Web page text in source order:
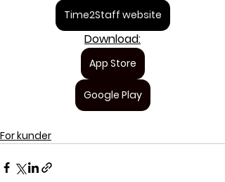
Time2Staff website
Download:
App Store
Google Play
For kunder